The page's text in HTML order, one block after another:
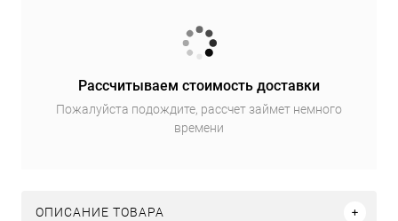
Рассчитываем стоимость доставки
Пожалуйста подождите, рассчет займет немного
времени
ОПИСАНИЕ ТОВАРА